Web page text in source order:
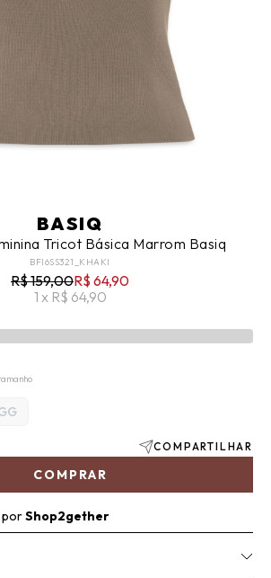
BASIQ
Tricot Básica Marrom Basiq
BFI6SS321_KHAKI
R$ 159,00R$ 64,90
1 x R$ 64,90
COMPRAR
COMPARTILHAR
porShop2gether